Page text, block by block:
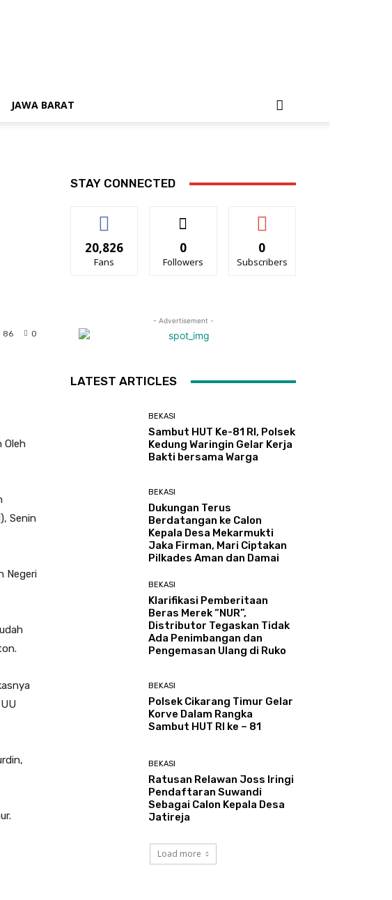
JAWA BARAT
0
86
Oleh
Senin
Negeri
STAY CONNECTED
20,826
Fans
0
Followers
0
Subscribers
- Advertisement -
LATEST ARTICLES
BEKASI
Sambut HUT Ke-81 RI, Polsek
Kedung Waringin Gelar Kerja
Bakti bersama Warga
BEKASI
Dukungan Terus
Berdatangan ke Calon
Kepala Desa Mekarmukti
Jaka Firman, Mari Ciptakan
Pilkades Aman dan Damai
BEKASI
Klarifikasi Pemberitaan
Beras Merek “NUR”,
Distributor Tegaskan Tidak
Ada Penimbangan dan
Pengemasan Ulang di Ruko
BEKASI
Polsek Cikarang Timur Gelar
Korve Dalam Rangka
Sambut HUT RI ke – 81
BEKASI
Ratusan Relawan Joss Iringi
Pendaftaran Suwandi
Sebagai Calon Kepala Desa
Jatireja
Load more